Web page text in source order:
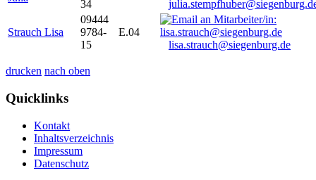
34
Strauch Lisa
09444
9784-
15
E.04
lisa.strauch@siegenburg.de
drucken nach oben
Quicklinks
Kontakt
Inhaltsverzeichnis
Impressum
Datenschutz